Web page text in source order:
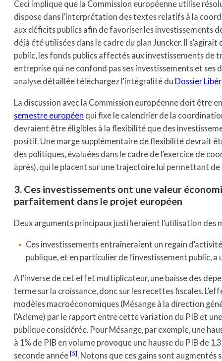
Ceci implique que la Commission européenne utilise
dispose dans l’interprétation des textes relatifs à la
aux déficits publics afin de favoriser les investissements
déjà été utilisées dans le cadre du plan Juncker. Il
public, les fonds publics affectés aux investissements
entreprise qui ne confond pas ses investissements et
analyse détaillée téléchargez l’intégralité du Dossier
La discussion avec la Commission européenne doit être
semestre européen qui fixe le calendrier de la
devraient être éligibles à la flexibilité que des
positif. Une marge supplémentaire de flexibilité devrait
des politiques, évaluées dans le cadre de l’exercice de
après), qui le placent sur une trajectoire lui permettant
3. Ces investissements ont une valeur
parfaitement dans le projet européen
Deux arguments principaux justifieraient l’utilisation des
Ces investissements entraîneraient un regain
publique, et en particulier de l’investissement public,
A l’inverse de cet effet multiplicateur, une baisse des
terme sur la croissance, donc sur les recettes fiscales.
modèles macroéconomiques (Mésange à la direction
l’Ademe) par le rapport entre cette variation du PIB et
publique considérée. Pour Mésange, par exemple, une
à 1% de PIB en volume provoque une hausse du PIB de
seconde année [5]. Notons que ces gains sont